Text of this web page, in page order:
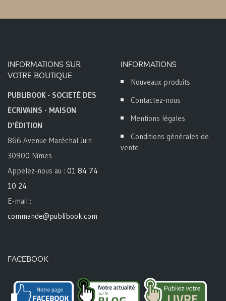
INFORMATIONS SUR
VOTRE BOUTIQUE
PUBLIBOOK - SOCIETÉ DES
ECRIVAINS - MAISON
D'ÉDITION
866 Avenue Maréchal Juin
30900 Nîmes
Appelez-nous au : 01 84 74
10 24
E-mail :
commande@publibook.com
INFORMATIONS
Nouveaux produits
Contactez-nous
Mentions légales
Conditions générales de
vente
FACEBOOK